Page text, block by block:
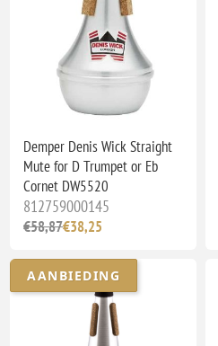
Demper Denis Wick Straight
Mute for D Trumpet or Eb
Cornet DW5520
812759000145
€58,87€38,25
AANBIEDING